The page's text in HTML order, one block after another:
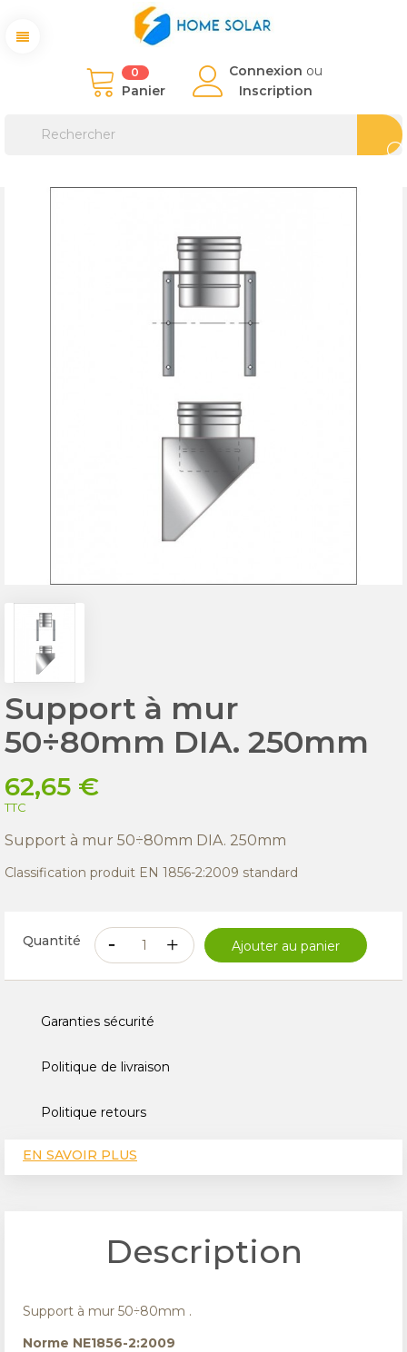
0
Panier
Connexion ou
Inscription
Support à mur
50÷80mm DIA. 250mm
62,65 €
TTC
Support à mur 50÷80mm DIA. 250mm
Classification produit EN 1856-2:2009 standard
Quantité Ajouter au panier
Garanties sécurité
Politique de livraison
Politique retours
EN SAVOIR PLUS
Description
Support à mur 50÷80mm .
Norme NE1856-2:2009